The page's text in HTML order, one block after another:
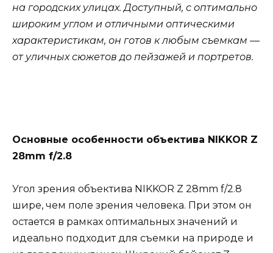
на городских улицах. Доступный, с оптимально
широким углом и отличными оптическими
характеристикам, он готов к любым съемкам —
от уличных сюжетов до пейзажей и портретов.
Основные особенности объектива NIKKOR Z
28mm f/2.8
Угол зрения объектива NIKKOR Z 28mm f/2.8
шире, чем поле зрения человека. При этом он
остается в рамках оптимальных значений и
идеально подходит для съемки на природе и